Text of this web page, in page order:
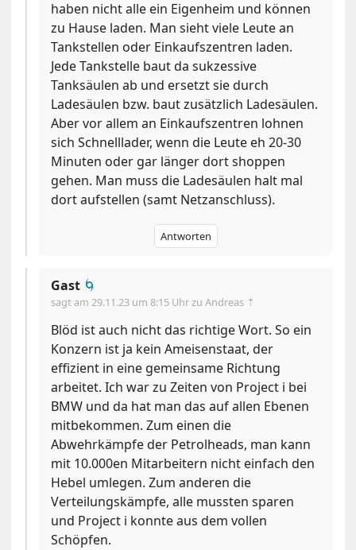
haben nicht alle ein Eigenheim und können
zu Hause laden. Man sieht viele Leute an
Tankstellen oder Einkaufszentren laden.
Jede Tankstelle baut da sukzessive
Tanksäulen ab und ersetzt sie durch
Ladesäulen bzw. baut zusätzlich Ladesäulen.
Aber vor allem an Einkaufszentren lohnen
sich Schnelllader, wenn die Leute eh 20-30
Minuten oder gar länger dort shoppen
gehen. Man muss die Ladesäulen halt mal
dort aufstellen (samt Netzanschluss).
Antworten
Gast 🌀
sagt am29.11.23 um 8:15 Uhrzu Andreas ⇡
Blöd ist auch nicht das richtige Wort. So ein
Konzern ist ja kein Ameisenstaat, der
effizient in eine gemeinsame Richtung
arbeitet. Ich war zu Zeiten von Project i bei
BMW und da hat man das auf allen Ebenen
mitbekommen. Zum einen die
Abwehrkämpfe der Petrolheads, man kann
mit 10.000en Mitarbeitern nicht einfach den
Hebel umlegen. Zum anderen die
Verteilungskämpfe, alle mussten sparen
und Project i konnte aus dem vollen
Schöpfen.